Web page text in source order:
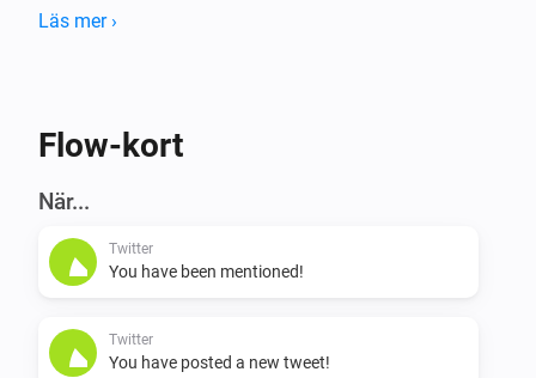
latest 3 tweets on your timeline - Triggering on a user
EN: * “I want to send / post / write a tweet” * “What are
NL: * “Ik wil een tweet schrijven / plaatsen / posten /
Läs mer ›
Flow-kort
När...
Twitter
You have been mentioned!
Twitter
You have posted a new tweet!